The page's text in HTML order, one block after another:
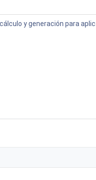
y generación para